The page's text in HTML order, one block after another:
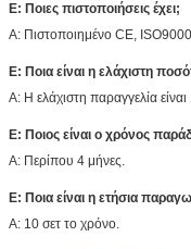
Ε: Ποιες πιστοποιήσεις έχει;
Α: Πιστοποιημένο CE,
Ε: Ποια είναι η ελάχιστη
Α: Η ελάχιστη παραγγελία είναι
Ε: Ποιος είναι ο χρόνος
Α: Περίπου 4 μήνες.
Ε: Ποια είναι η ετήσια
Α: 10 σετ το χρόνο.